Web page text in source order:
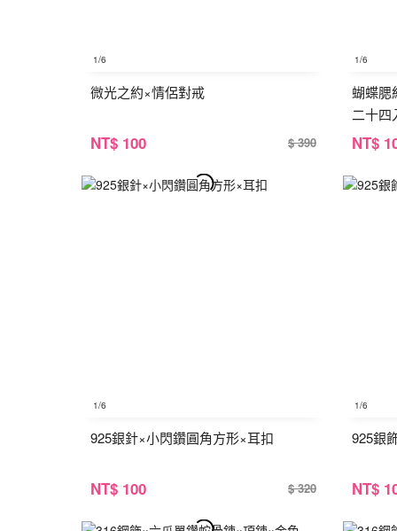
1/6
微光之約×情侶對戒
NT$ 100 $ 390
1/6
蝴蝶腮
二十四
NT$
1/6
925銀針×小閃鑽圓角方形×耳扣
NT$ 100 $ 320
1/6
925銀
NT$